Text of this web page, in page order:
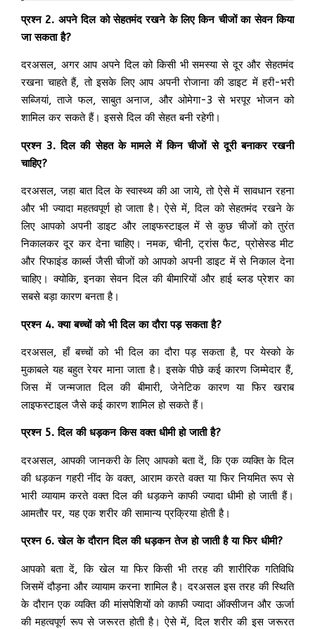
प्रश्न 2. अपने दिल को सेहतमंद रखने के लिए किन चीजों का सेवन किया
जा सकता है?
दरअसल, अगर आप अपने दिल को किसी भी समस्या से दूर और सेहतमंद
रखना चाहते हैं, तो इसके लिए आप अपनी रोजाना की डाइट में हरी-भरी
सब्जियां, ताजे फल, साबुत अनाज, और ओमेगा-3 से भरपूर भोजन को
शामिल कर सकते हैं। इससे दिल की सेहत बनी रहेगी।
प्रश्न 3. दिल की सेहत के मामले में किन चीजों से दूरी बनाकर रखनी
चाहिए?
दरअसल, जहा बात दिल के स्वास्थ्य की आ जाये, तो ऐसे में सावधान रहना
और भी ज्यादा महतवपूर्ण हो जाता है। ऐसे में, दिल को सेहतमंद रखने के
लिए आपको अपनी डाइट और लाइफस्टाइल में से कुछ चीजों को तुरंत
निकालकर दूर कर देना चाहिए। नमक, चीनी, ट्रांस फैट, प्रोसेस्ड मीट
और रिफाइंड कार्ब्स जैसी चीजों को आपको अपनी डाइट में से निकाल देना
चाहिए। क्योकि, इनका सेवन दिल की बीमारियों और हाई ब्लड प्रेशर का
सबसे बड़ा कारण बनता है।
प्रश्न 4. क्या बच्चों को भी दिल का दौरा पड़ सकता है?
दरअसल, हाँ बच्चों को भी दिल का दौरा पड़ सकता है, पर येस्को के
मुकाबले यह बहुत रेयर माना जाता है। इसके पीछे कई कारण जिम्मेदार हैं,
जिस में जन्मजात दिल की बीमारी, जेनेटिक कारण या फिर खराब
लाइफस्टाइल जैसे कई कारण शामिल हो सकते हैं।
प्रश्न 5. दिल की धड़कन किस वक्त धीमी हो जाती है?
दरअसल, आपकी जानकरी के लिए आपको बता दें, कि एक व्यक्ति के दिल
की धड़कन गहरी नींद के वक्त, आराम करते वक्त या फिर नियमित रूप से
भारी व्यायाम करते वक्त दिल की धड़कने काफी ज्यादा धीमी हो जाती हैं।
आमतौर पर, यह एक शरीर की सामान्य प्रक्रिया होती है।
प्रश्न 6. खेल के दौरान दिल की धड़कन तेज हो जाती है या फिर धीमी?
आपको बता दें, कि खेल या फिर किसी भी तरह की शारीरिक गतिविधि
जिसमें दौड़ना और व्यायाम करना शामिल है। दरअसल इस तरह की स्थिति
के दौरान एक व्यक्ति की मांसपेशियों को काफी ज्यादा ऑक्सीजन और ऊर्जा
की महत्वपूर्ण रूप से जरूरत होती है। ऐसे में, दिल शरीर की इस जरूरत